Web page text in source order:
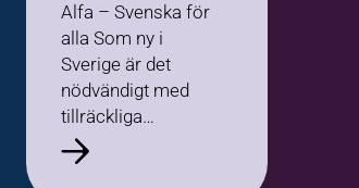
Alfa – Svenska för
alla Som ny i
Sverige är det
nödvändigt med
tillräckliga
språkkunskaper
för att klara sig i